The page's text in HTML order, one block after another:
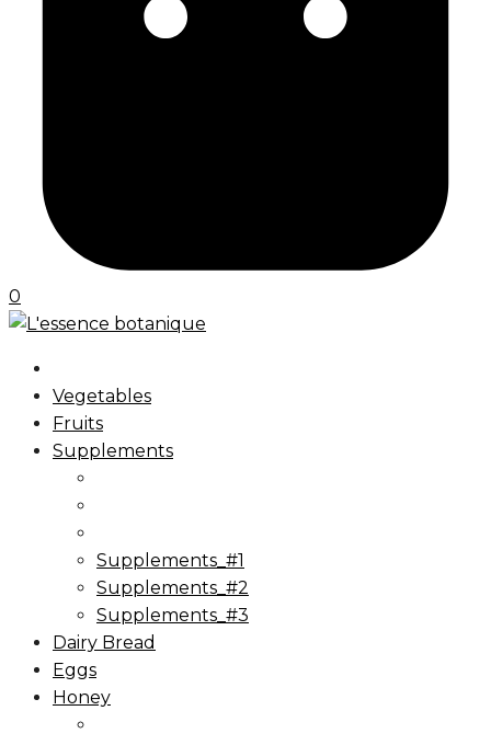
0
Vegetables
Fruits
Supplements
Supplements_#1
Supplements_#2
Supplements_#3
Dairy Bread
Eggs
Honey